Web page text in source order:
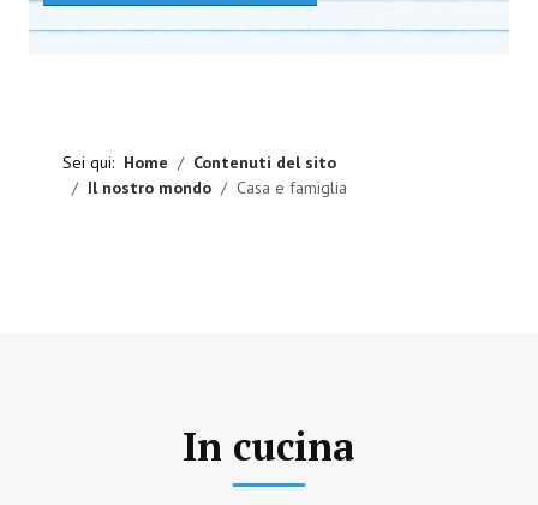
Sei qui: Home
Contenuti del sito
Il nostro mondo
Casa e famiglia
In cucina